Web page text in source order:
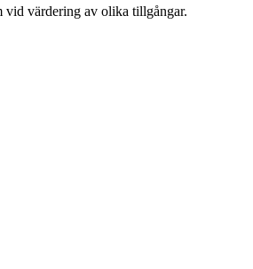
vid värdering av olika tillgångar.